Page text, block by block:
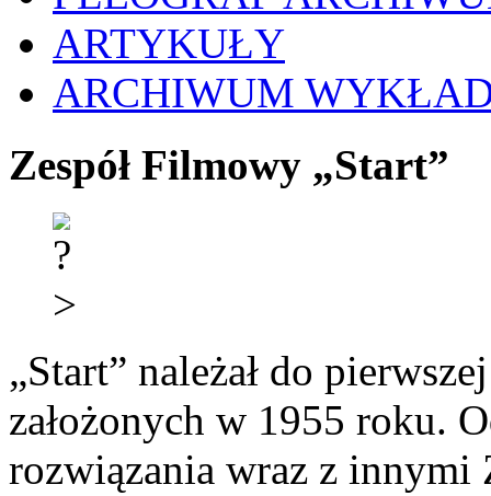
ARTYKUŁY
ARCHIWUM
Zespół Filmowy „Start”
„Start” należał do
założonych w 1955 roku.
rozwiązania wraz z innymi